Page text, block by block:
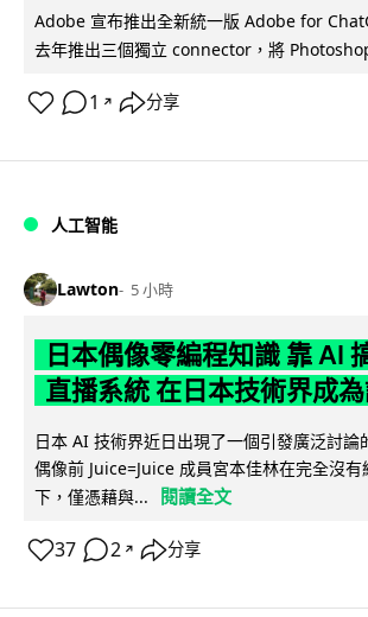
Adobe 宣布推出全新統一版 Adobe for
去年推出三個獨立 connector，將
1 ↗ 分享
人工智能
Lawton 5 小時
日本偶像零編程知識 靠 AI
直播系統 在日本技術界成
日本 AI 技術界近日出現了一個引發廣泛討論
偶像前 Juice=Juice 成員宮本佳林在完全沒
下，僅憑藉與...
閱讀全文
37 2 ↗ 分享